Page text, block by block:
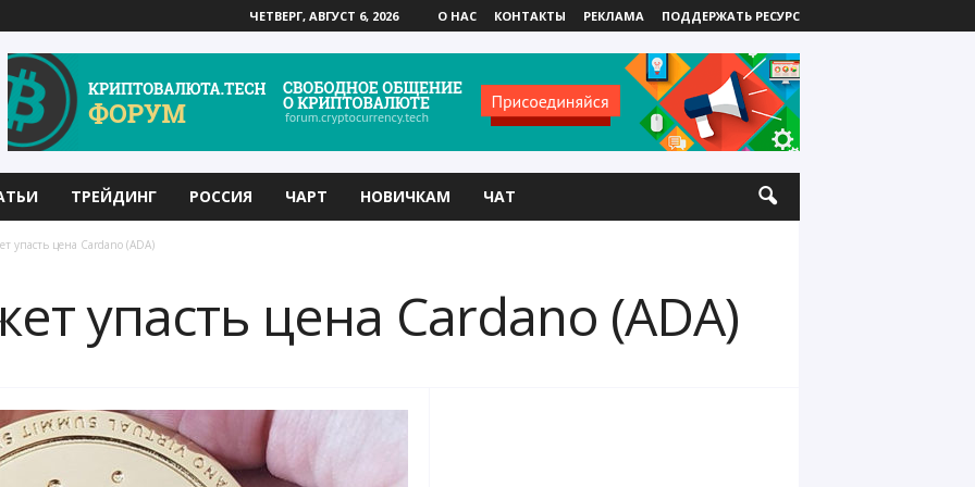
ЧЕТВЕРГ, АВГУСТ 6, 2026 О НАС КОНТАКТЫ РЕКЛАМА ПОДДЕРЖАТЬ РЕСУРС
ТРЕЙДИНГ РОССИЯ ЧАРТ НОВИЧКАМ ЧАТ
упасть цена Cardano (ADA)
упасть цена Cardano (ADA)